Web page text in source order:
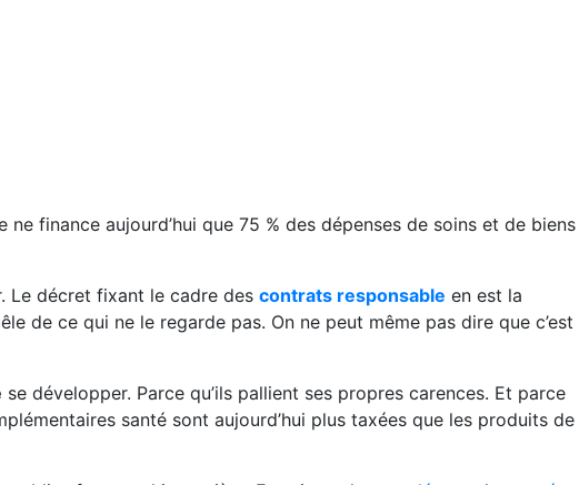
finance aujourd’hui que 75 % des dépenses de soins et de biens
Le décret fixant le cadre des contrats responsable en est la
de ce qui ne le regarde pas. On ne peut même pas dire que c’est
se développer. Parce qu’ils pallient ses propres carences. Et parce
santé sont aujourd’hui plus taxées que les produits de